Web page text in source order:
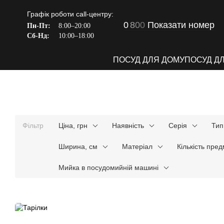
Графік роботи call-центру:
Пн-Пт:
8:00–20:00
Сб-Нд:
10:00–18:00
0800 Показати номер
ПОСУД ДЛЯ ДОМУПОСУД
Фільтр Ціна, грн Наявність Серія Тип
Ширина, см Матеріал Кількість
Мийка в посудомийній машині